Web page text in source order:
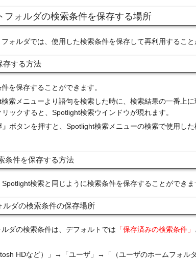
フォルダの検索条件を保存する場所
ォルダでは、使用した検索条件を保存して再利用すること
存する方法
を保存することができます。
索メニューより語句を検索した時に、検索結果の一番上に
ックすると、Spotlight検索ウインドウが現れます。
ボタンを押すと、Spotlight検索メニューの検索で使用し
条件を保存する方法
検索と同じように検索条件を保存することができま
ルダの検索条件の保存場所
ダの検索条件は、デフォルトでは 「保存済みの検索条件」
HDなど）」→「ユーザ」→「（ユーザのホームフォル